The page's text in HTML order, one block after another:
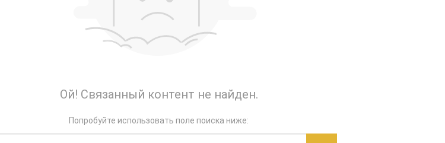
Ой! Связанный контент не найден.
Попробуйте использовать поле поиска ниже: